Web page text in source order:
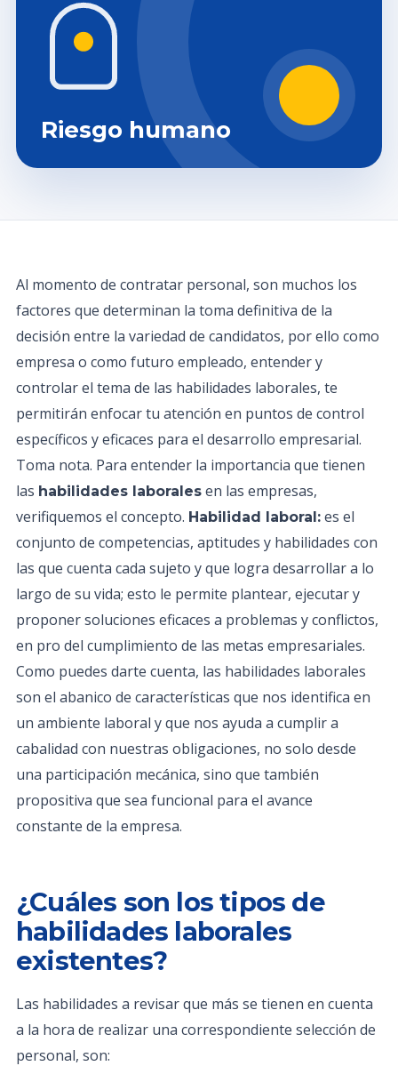
Riesgo humano
Al momento de contratar personal, son muchos los
factores que determinan la toma definitiva de la
decisión entre la variedad de candidatos, por ello como
empresa o como futuro empleado, entender y
controlar el tema de las habilidades laborales, te
permitirán enfocar tu atención en puntos de control
específicos y eficaces para el desarrollo empresarial.
Toma nota. Para entender la importancia que tienen
las habilidades laborales en las empresas,
verifiquemos el concepto. Habilidad laboral: es el
conjunto de competencias, aptitudes y habilidades con
las que cuenta cada sujeto y que logra desarrollar a lo
largo de su vida; esto le permite plantear, ejecutar y
proponer soluciones eficaces a problemas y conflictos,
en pro del cumplimiento de las metas empresariales.
Como puedes darte cuenta, las habilidades laborales
son el abanico de características que nos identifica en
un ambiente laboral y que nos ayuda a cumplir a
cabalidad con nuestras obligaciones, no solo desde
una participación mecánica, sino que también
propositiva que sea funcional para el avance
constante de la empresa.
¿Cuáles son los tipos de
habilidades laborales
existentes?
Las habilidades a revisar que más se tienen en cuenta
a la hora de realizar una correspondiente selección de
personal, son: